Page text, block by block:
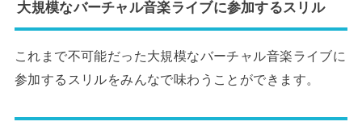
大規模なバーチャル音楽ライブに参加するスリル
これまで不可能だった大規模なバーチャル音楽ライブに
参加するスリルをみんなで味わうことができます。